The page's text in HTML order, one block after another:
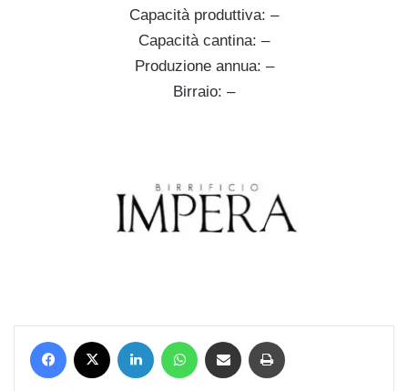
Capacità produttiva: –
Capacità cantina: –
Produzione annua: –
Birraio: –
Facebook LinkedIn WhatsApp Condividi via mail